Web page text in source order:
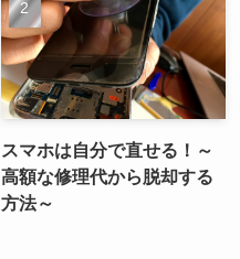
スマホは自分で直せる！～
高額な修理代から脱却する
方法～